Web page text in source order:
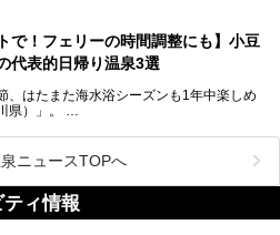
んのう公園は園内に温泉がありません。
でいる方や訪れる予定のある方は、香川の
てみましょう！
で！フェリーの時間調整にも】小豆
代表的日帰り温泉3選
、はたまた海水浴シーズンも1年中楽しめ
県）」。
あることから、西と東・南と北ではまっ
ます。
東・中間くらいの位置にある、小豆島を代
気温泉をご紹介します。
ニュースTOPへ
ィ情報